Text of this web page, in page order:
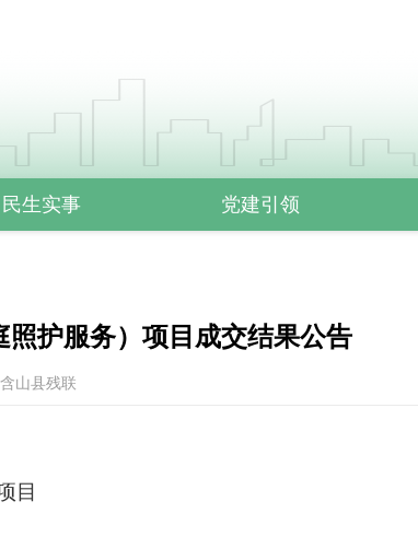
民生实事 党建引领
护服务）项目成交结果公告
山县残联
目